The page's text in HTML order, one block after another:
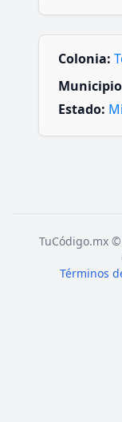
Colonia:
Estado:
TuCódigo.mx
Términos